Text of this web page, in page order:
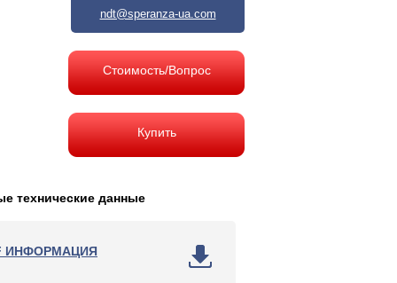
ndt@speranza-ua.com
Стоимость/Вопрос
Купить
технические данные
ИНФОРМАЦИЯ